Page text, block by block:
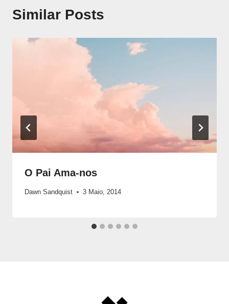
Similar Posts
O Pai Ama-nos
Dawn Sandquist 3 Maio, 2014